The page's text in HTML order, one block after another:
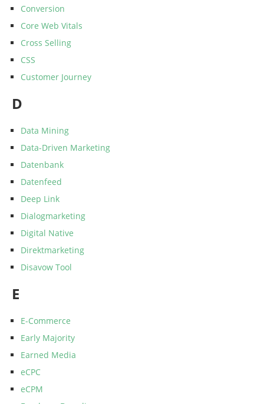
Conversion
Core Web Vitals
Cross Selling
CSS
Customer Journey
D
Data Mining
Data-Driven Marketing
Datenbank
Datenfeed
Deep Link
Dialogmarketing
Digital Native
Direktmarketing
Disavow Tool
E
E-Commerce
Early Majority
Earned Media
eCPC
eCPM